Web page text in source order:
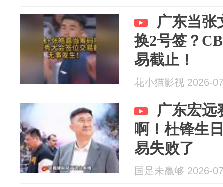
广东当张
换2号签？
易截止！
花小猫影视 2026-
广东宏远
啊！杜锋生
易失败了
国足未赢够 2026-